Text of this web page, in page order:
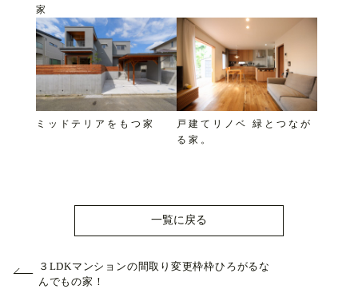
家
ミッドテリアをもつ家
戸建てリノベ 緑とつなが
る家。
一覧に戻る
３LDKマンションの間取り変更枠枠ひろがるな
んでもの家！